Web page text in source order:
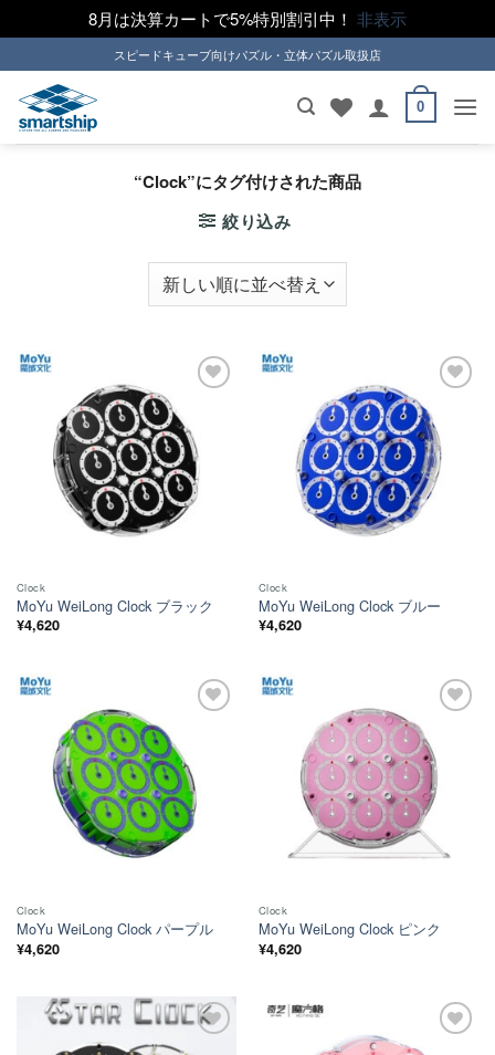
8月は決算カートで5%特別割引中！ 非表示
to
content
スピードキューブ向けパズル・立体パズル取扱店
0
“Clock”にタグ付けされた商品
絞り込み
Clock
MoYu WeiLong Clock ブラック
¥4,620
Clock
MoYu WeiLong Clock ブルー
¥4,620
Clock
MoYu WeiLong Clock パープル
¥4,620
Clock
MoYu WeiLong Clock ピンク
¥4,620